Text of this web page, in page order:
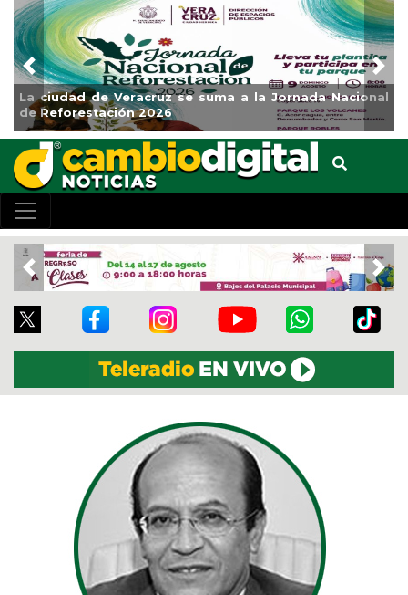
Impulsa Gobierno Municipal Expo Venta Regreso a
Clases
Previous
Previous